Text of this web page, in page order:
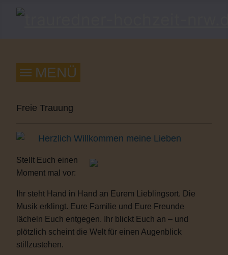
Freie Trauung
Herzlich Willkommen meine Lieben
Stellt Euch einen
Moment mal vor:
Ihr steht Hand in Hand an Eurem Lieblingsort. Die
Musik erklingt. Eure Familie und Eure Freunde
lächeln Euch entgegen. Ihr blickt Euch an – und
plötzlich scheint die Welt für einen Augenblick
stillzustehen.